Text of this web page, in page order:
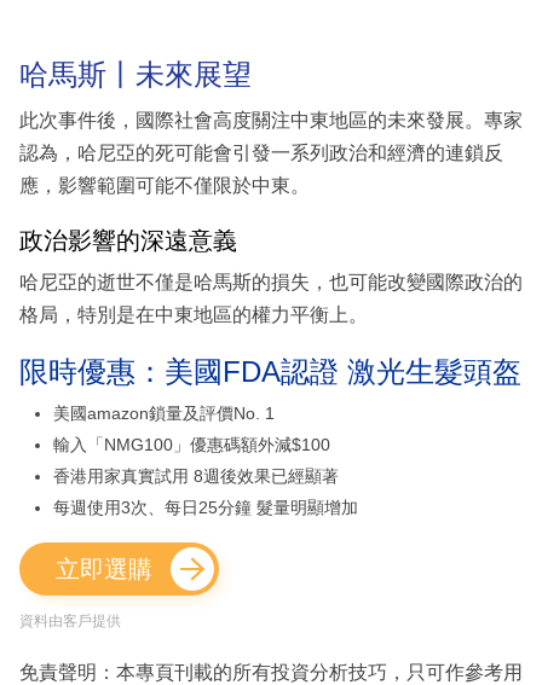
哈馬斯丨未來展望
此次事件後，國際社會高度關注中東地區的未來發展。專家
認為，哈尼亞的死可能會引發一系列政治和經濟的連鎖反
應，影響範圍可能不僅限於中東。
政治影響的深遠意義
哈尼亞的逝世不僅是哈馬斯的損失，也可能改變國際政治的
格局，特別是在中東地區的權力平衡上。
限時優惠：美國FDA認證 激光生髮頭盔
美國amazon鎖量及評價No. 1
輸入「NMG100」優惠碼額外減$100
香港用家真實試用 8週後效果已經顯著
每週使用3次、每日25分鐘 髮量明顯增加
立即選購
資料由客戶提供
免責聲明：本專頁刊載的所有投資分析技巧，只可作參考用